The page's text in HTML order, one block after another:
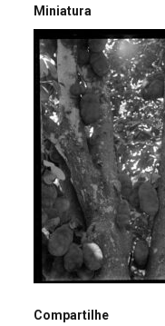
Miniatura
Compartilhe